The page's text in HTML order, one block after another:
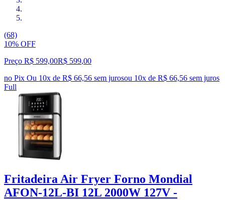
(68)
10% OFF
Preço R$ 599,00R$ 599,00
no Pix Ou 10x de R$ 66,56 sem jurosou 10x de R$ 66,56 sem juros
Full
Fritadeira Air Fryer Forno Mondial
AFON-12L-BI 12L 2000W 127V -